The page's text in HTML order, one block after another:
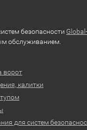
безопасности Global-
обслуживанием.
ворот
калитки
для систем